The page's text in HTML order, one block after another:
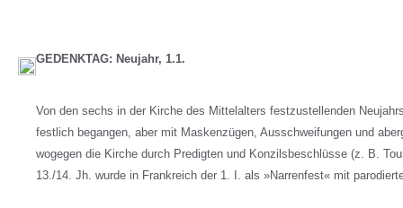
GEDENKTAG: Neujahr, 1.1.
Von den sechs in der Kirche des Mittelalters festzustellenden
festlich begangen, aber mit Maskenzügen, Ausschweifungen und
wogegen die Kirche durch Predigten und Konzilsbeschlüsse (z. B.
13./14. Jh. wurde in Frankreich der 1. I. als »Narrenfest« mit